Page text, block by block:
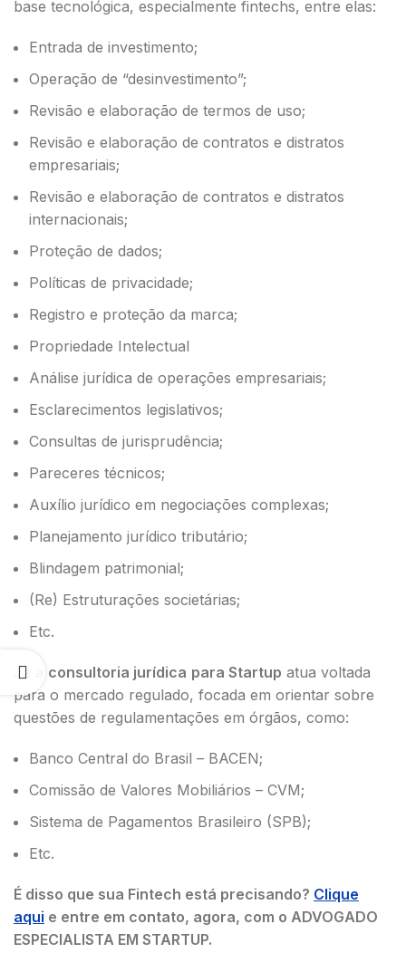
base tecnológica, especialmente fintechs, entre elas:
Entrada de investimento;
Operação de “desinvestimento”;
Revisão e elaboração de termos de uso;
Revisão e elaboração de contratos e distratos
empresariais;
Revisão e elaboração de contratos e distratos
internacionais;
Proteção de dados;
Políticas de privacidade;
Registro e proteção da marca;
Propriedade Intelectual
Análise jurídica de operações empresariais;
Esclarecimentos legislativos;
Consultas de jurisprudência;
Pareceres técnicos;
Auxílio jurídico em negociações complexas;
Planejamento jurídico tributário;
Blindagem patrimonial;
(Re) Estruturações societárias;
Etc.
Já a consultoria jurídica para Startup atua voltada
para o mercado regulado, focada em orientar sobre
questões de regulamentações em órgãos, como:
Banco Central do Brasil – BACEN;
Comissão de Valores Mobiliários – CVM;
Sistema de Pagamentos Brasileiro (SPB);
Etc.
É disso que sua Fintech está precisando? Clique
aqui e entre em contato, agora, com o ADVOGADO
ESPECIALISTA EM STARTUP.